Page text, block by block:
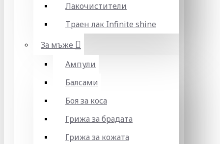
Лакочистители
Траен лак Infinite shine
За мъже
Ампули
Балсами
Боя за коса
Грижа за брадата
Грижа за кожата